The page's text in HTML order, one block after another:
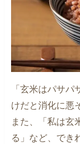
「玄米はパサ
けだと消化に悪
また、「私は玄
る」など、でき